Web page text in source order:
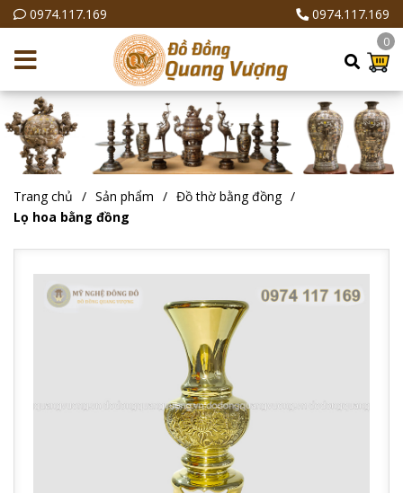
0974.117.169 0974.117.169
0
Trang chủ Sản phẩm
Đồ thờ bằng đồng
Lọ hoa bằng đồng